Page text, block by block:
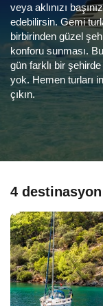
veya aklınızı
edebilirsin. Gemi
birbirinden güzel
konforu sunması.
gün farklı bir
yok. Hemen turları
çıkın.
4 destinasyon